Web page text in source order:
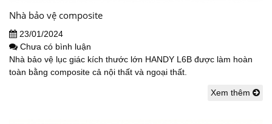
Nhà bảo vệ composite
23/01/2024
Chưa có bình luận
Nhà bảo vệ lục giác kích thước lớn HANDY L6B được làm hoàn
toàn bằng composite cả nội thất và ngoại thất.
Xem thêm